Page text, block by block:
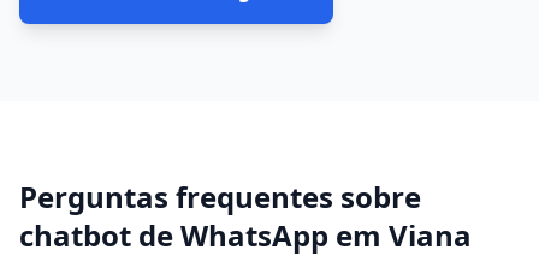
Perguntas frequentes sobre
chatbot de WhatsApp em Viana